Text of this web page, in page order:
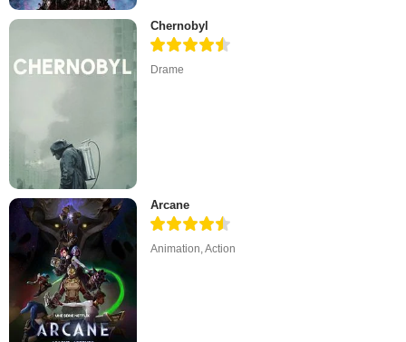
Chernobyl
Drame
Arcane
Animation,Action